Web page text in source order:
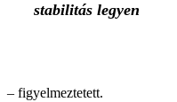
stabilitás legyen
– figyelmeztetett.